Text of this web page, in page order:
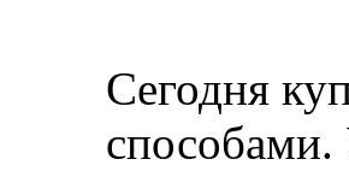
Сегодня
способами.